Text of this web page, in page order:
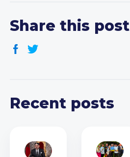
Share this post
Recent posts